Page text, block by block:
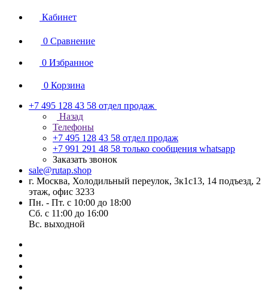
Кабинет
0 Сравнение
0 Избранное
0 Корзина
+7 495 128 43 58 отдел продаж
Назад
Телефоны
+7 495 128 43 58 отдел продаж
+7 991 291 48 58 только сообщения whatsapp
Заказать звонок
sale@rutap.shop
г. Москва, Холодильный переулок, 3к1с13, 14 подъезд, 2
этаж, офис 3233
Пн. - Пт. с 10:00 до 18:00
Сб. с 11:00 до 16:00
Вс. выходной